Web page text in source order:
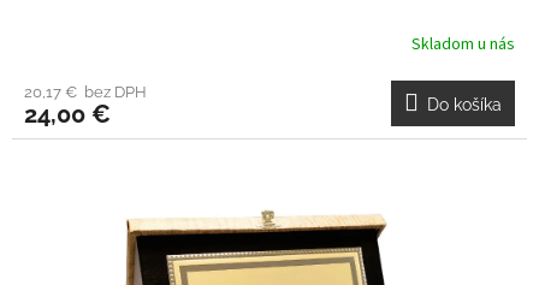
Skladom u nás
20,17 € bez DPH
24,00 € Do košíka